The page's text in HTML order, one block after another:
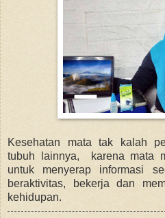
Kesehatan mata tak kalah
tubuh lainnya, karena mata
untuk menyerap informasi
beraktivitas, bekerja dan
kehidupan.